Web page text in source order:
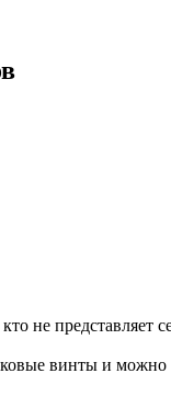
не представляет
винты и